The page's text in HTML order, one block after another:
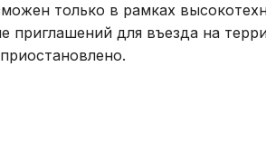
только в рамках
приглашений для въезда на